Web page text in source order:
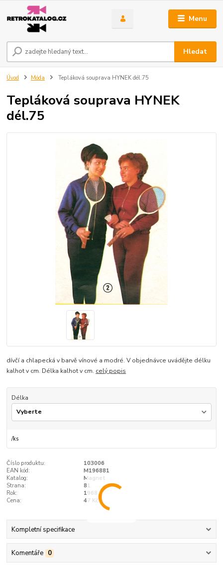
Menu
Hledat
Úvod Móda Tepláková souprava HYNEK dél.75
Tepláková souprava HYNEK
dél.75
dívčí a chlapecká v barvě vínové a modré. V objednávce uvádějte délku
kalhot v cm. Délka kalhot v cm. celý popis
Délka
/ks
Číslo produktu:
103006
EAN kód:
M196881
Katalog:
Magnet
Strana:
81
Rok:
1968
Cena:
47 Kčs
Kompletní specifikace
Komentáře 0